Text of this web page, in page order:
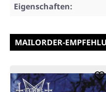
Eigenschaften:
MAILORDER-